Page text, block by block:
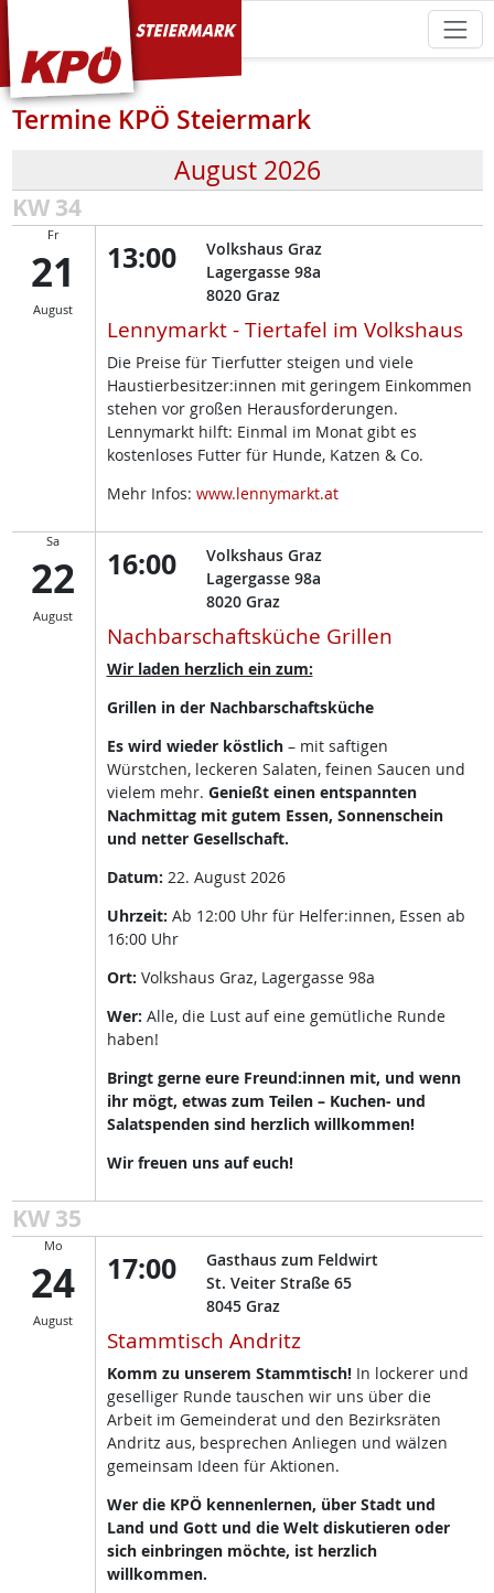
KPÖ Steiermark
Termine KPÖ Steiermark
August 2026
KW 34
Fr
21
August
13:00
Volkshaus Graz
Lagergasse 98a
8020 Graz
Lennymarkt - Tiertafel im Volkshaus
Die Preise für Tierfutter steigen und viele
Haustierbesitzer:innen mit geringem Einkommen
stehen vor großen Herausforderungen.
Lennymarkt hilft: Einmal im Monat gibt es
kostenloses Futter für Hunde, Katzen & Co.
Mehr Infos: www.lennymarkt.at
Sa
22
August
16:00
Volkshaus Graz
Lagergasse 98a
8020 Graz
Nachbarschaftsküche Grillen
Wir laden herzlich ein zum:
Grillen in der Nachbarschaftsküche
Es wird wieder köstlich – mit saftigen
Würstchen, leckeren Salaten, feinen Saucen und
vielem mehr. Genießt einen entspannten
Nachmittag mit gutem Essen, Sonnenschein
und netter Gesellschaft.
Datum: 22. August 2026
Uhrzeit: Ab 12:00 Uhr für Helfer:innen, Essen ab
16:00 Uhr
Ort: Volkshaus Graz, Lagergasse 98a
Wer: Alle, die Lust auf eine gemütliche Runde
haben!
Bringt gerne eure Freund:innen mit, und wenn
ihr mögt, etwas zum Teilen – Kuchen- und
Salatspenden sind herzlich willkommen!
Wir freuen uns auf euch!
KW 35
Mo
24
August
17:00
Gasthaus zum Feldwirt
St. Veiter Straße 65
8045 Graz
Stammtisch Andritz
Komm zu unserem Stammtisch!In lockerer und
geselliger Runde tauschen wir uns über die
Arbeit im Gemeinderat und den Bezirksräten
Andritz aus, besprechen Anliegen und wälzen
gemeinsam Ideen für Aktionen.
Wer die KPÖ kennenlernen, über Stadt und
Land und Gott und die Welt diskutieren oder
sich einbringen möchte, ist herzlich
willkommen.